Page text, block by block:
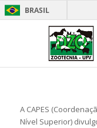
BRASIL
A CAPES
Nível Superior)